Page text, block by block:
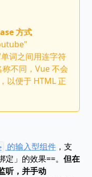
方式
词之间用连字符
不同，Vue 不会
以便于 HTML 正
的输入型组件 ，支
」的效果==。 但在
听，并手动